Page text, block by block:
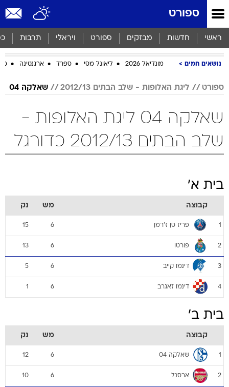
ספורט
ראשי חדשות מבזקים ספורט ויראלי תרבות
נושאים חמים מונדיאל 2026 ליאונל מסי ספרד ארגנטינה
ספורט ליגת האלופות - שלב הבתים 2012/13 שאלקה 04
שאלקה 04 ליגת האלופות -
שלב הבתים 2012/13 כדורגל
בית א'
קבוצה מש נק
1 פריז סן ז'רמן 6
15
2 פורטו 6
13
3 דינמו קייב 6
5
4 דינמו זאגרב 6
1
בית ב'
קבוצה מש נק
1 שאלקה 04 6
12
2 ארסנל 6
10